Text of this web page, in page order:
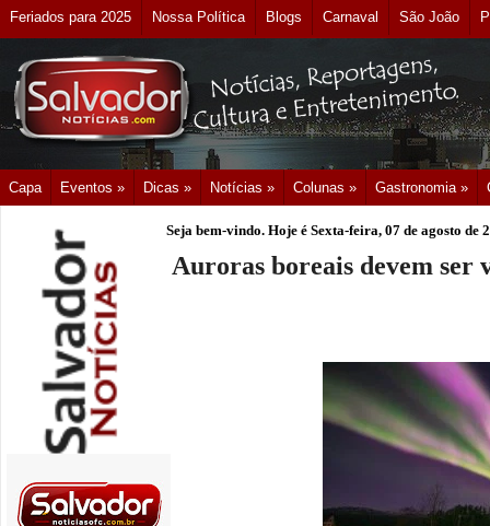
Feriados para 2025 Nossa Política Blogs Carnaval São João
Capa Eventos » Dicas » Notícias » Colunas » Gastronomia »
Seja bem-vindo. Hoje é Sexta-feira, 07 de agosto de
Auroras boreais devem ser